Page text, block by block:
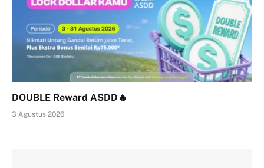
DOUBLE Reward ASDD🔥
3 Agustus 2026